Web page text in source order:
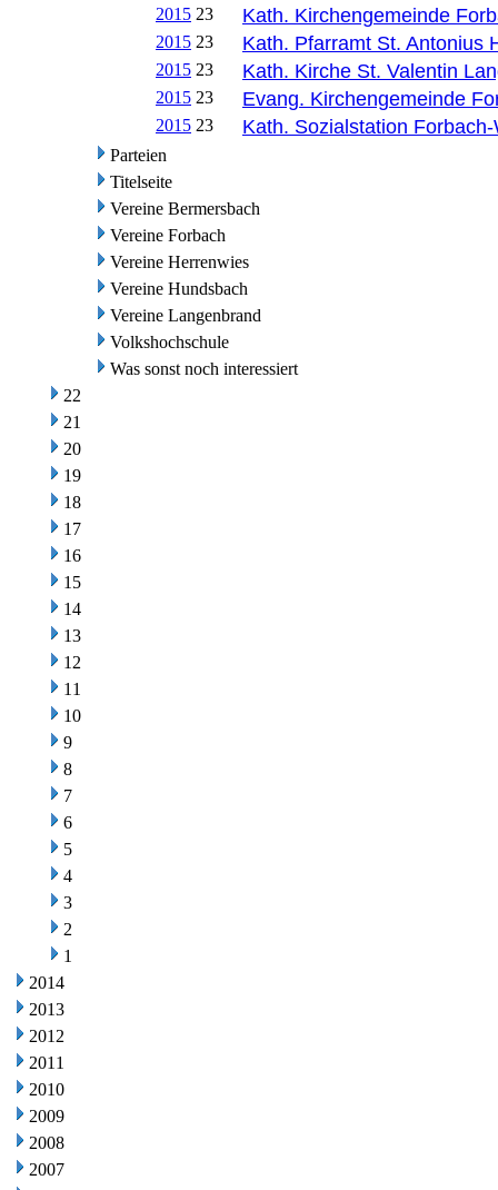
2015 23 Kath. Kirchengemeinde
2015 23 Kath. Pfarramt St. Antonius
2015 23 Kath. Kirche St. Valentin
2015 23 Evang. Kirchengemeinde
2015 23 Kath. Sozialstation
Parteien
Titelseite
Vereine Bermersbach
Vereine Forbach
Vereine Herrenwies
Vereine Hundsbach
Vereine Langenbrand
Volkshochschule
Was sonst noch interessiert
22
21
20
19
18
17
16
15
14
13
12
11
10
9
8
7
6
5
4
3
2
1
2014
2013
2012
2011
2010
2009
2008
2007